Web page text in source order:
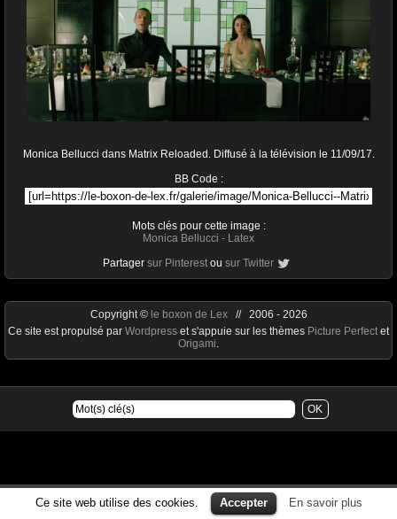
Monica Bellucci dans Matrix Reloaded. Diffusé à la télévision le 11/09/17.
BB Code :
Mots clés pour cette image :
Monica Bellucci - Latex
Partager sur Pinterest ou sur Twitter
Ce site web utilise des cookies. Accepter En savoir plus
Copyright © le boxon de Lex// 2006 - 2026
Ce site est propulsé par Wordpress et s'appuie sur les thèmes Picture Perfect et
Origami.